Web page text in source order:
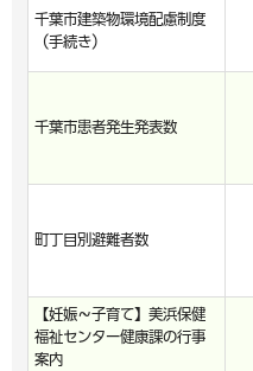
千葉市建築物環境配慮制度
（手続き）
千葉市患者発生発表数
町丁目別避難者数
【妊娠～子育て】美浜保健
福祉センター健康課の行事
案内